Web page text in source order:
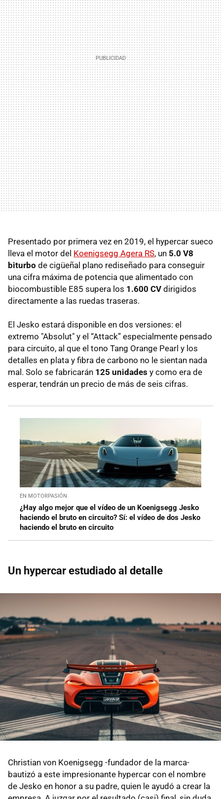
Presentado por primera vez en 2019, el hypercar sueco
lleva el motor del Koenigsegg Agera RS, un 5.0 V8
biturbo de cigüeñal plano rediseñado para conseguir
una cifra máxima de potencia que alimentado con
biocombustible E85 supera los 1.600 CV dirigidos
directamente a las ruedas traseras.
El Jesko estará disponible en dos versiones: el
extremo "Absolut" y el “Attack” especialmente pensado
para circuito, al que el tono Tang Orange Pearl y los
detalles en plata y fibra de carbono no le sientan nada
mal. Solo se fabricarán 125 unidades y como era de
esperar, tendrán un precio de más de seis cifras.
EN MOTORPASIÓN
¿Hay algo mejor que el vídeo de un Koenigsegg Jesko
haciendo el bruto en circuito? Sí: el vídeo de dos Jesko
haciendo el bruto en circuito
Un hypercar estudiado al detalle
Christian von Koenigsegg -fundador de la marca-
bautizó a este impresionante hypercar con el nombre
de Jesko en honor a su padre, quien le ayudó a crear la